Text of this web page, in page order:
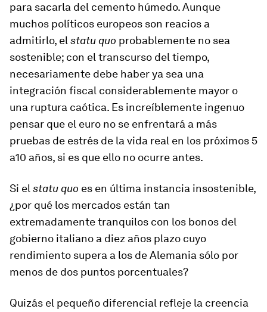
para sacarla del cemento húmedo. Aunque
muchos políticos europeos son reacios a
admitirlo, el statu quo probablemente no sea
sostenible; con el transcurso del tiempo,
necesariamente debe haber ya sea una
integración fiscal considerablemente mayor o
una ruptura caótica. Es increíblemente ingenuo
pensar que el euro no se enfrentará a más
pruebas de estrés de la vida real en los próximos 5
a10 años, si es que ello no ocurre antes.
Si el statu quo es en última instancia insostenible,
¿por qué los mercados están tan
extremadamente tranquilos con los bonos del
gobierno italiano a diez años plazo cuyo
rendimiento supera a los de Alemania sólo por
menos de dos puntos porcentuales?
Quizás el pequeño diferencial refleje la creencia